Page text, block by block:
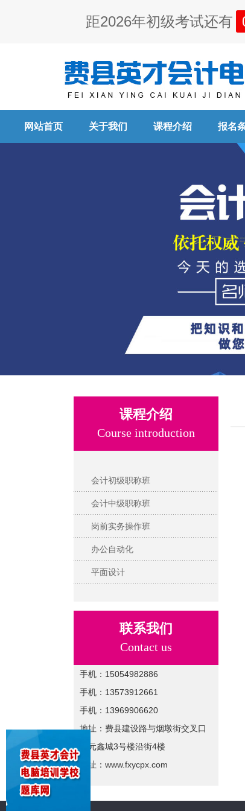
距2026年初级考试还有
网站首页 关于我们 课程介绍 报名
课程介绍
Course introduction
会计初级职称班
会计中级职称班
岗前实务操作班
办公自动化
平面设计
联系我们
Contact us
手机：15054982886
手机：13573912661
手机：13969906620
地址：费县建设路与烟墩街交叉口
开元鑫城3号楼沿街4楼
网址：www.fxycpx.com